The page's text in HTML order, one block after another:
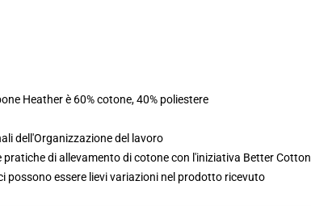
Heather è 60% cotone, 40% poliestere
dell'Organizzazione del lavoro
di allevamento di cotone con l'iniziativa Better Cotton
possono essere lievi variazioni nel prodotto ricevuto